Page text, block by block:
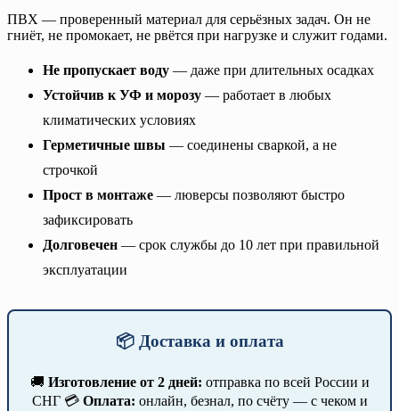
ПВХ — проверенный материал для серьёзных задач. Он не
гниёт, не промокает, не рвётся при нагрузке и служит годами.
Не пропускает воду — даже при длительных осадках
Устойчив к УФ и морозу — работает в любых
климатических условиях
Герметичные швы — соединены сваркой, а не
строчкой
Прост в монтаже — люверсы позволяют быстро
зафиксировать
Долговечен — срок службы до 10 лет при правильной
эксплуатации
📦 Доставка и оплата
🚚 Изготовление от 2 дней: отправка по всей России и
СНГ 💳 Оплата: онлайн, безнал, по счёту — с чеком и